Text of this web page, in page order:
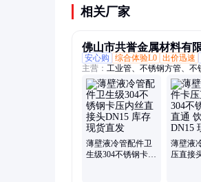
相关厂家
佛山市共誉金属材料有
安心购
综合体验L0 出价迅速
主营： 工业管、不锈钢方管、
管、不锈钢管、304不锈钢、
牙、不锈钢分水器、不锈钢阀
管件、不锈钢卡压式管件、接
头、201不锈钢
薄壁液冷管配件卫
生级304不锈钢卡压
薄壁液
压直接